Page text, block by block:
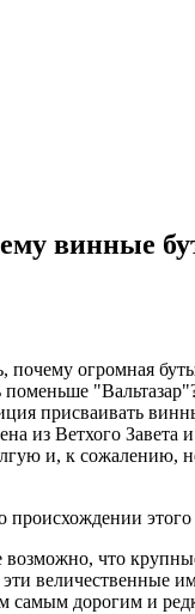
винные
почему огромная
присваивать
из Ветхого Завета
и, к сожалению,
происхождении
что
величественные
самым дорогим и